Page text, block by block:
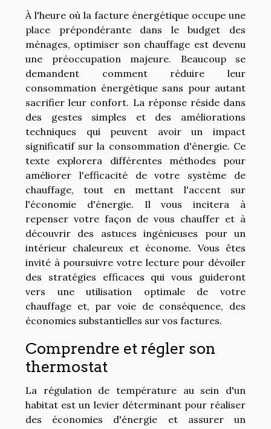
À l'heure où la facture énergétique occupe une
place prépondérante dans le budget des
ménages, optimiser son chauffage est devenu
une préoccupation majeure. Beaucoup se
demandent comment réduire leur
consommation énergétique sans pour autant
sacrifier leur confort. La réponse réside dans
des gestes simples et des améliorations
techniques qui peuvent avoir un impact
significatif sur la consommation d'énergie. Ce
texte explorera différentes méthodes pour
améliorer l'efficacité de votre système de
chauffage, tout en mettant l'accent sur
l'économie d'énergie. Il vous incitera à
repenser votre façon de vous chauffer et à
découvrir des astuces ingénieuses pour un
intérieur chaleureux et économe. Vous êtes
invité à poursuivre votre lecture pour dévoiler
des stratégies efficaces qui vous guideront
vers une utilisation optimale de votre
chauffage et, par voie de conséquence, des
économies substantielles sur vos factures.
Comprendre et régler son
thermostat
La régulation de température au sein d'un
habitat est un levier déterminant pour réaliser
des économies d'énergie et assurer un